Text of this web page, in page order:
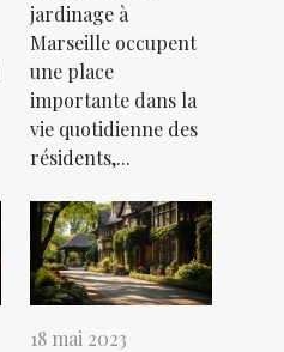
jardinage à
Marseille occupent
une place
importante dans la
vie quotidienne des
résidents,...
18 mai 2023